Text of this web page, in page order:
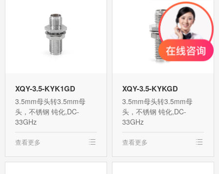
XQY-3.5-KYK1GD
3.5mm母头转3.5mm母
头，不锈钢 钝化,DC-
33GHz
查看更多
XQY-3.5-KYKGD
3.5mm母头转3.5mm母
头，不锈钢 钝化,DC-
33GHz
查看更多